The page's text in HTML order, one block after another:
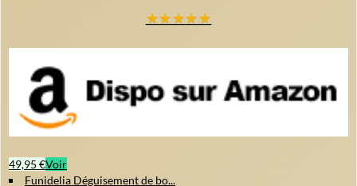
★★★★★
49,95 €Voir
Funidelia Déguisement de bo...